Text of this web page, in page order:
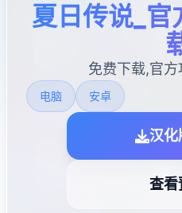
夏日传说_官
免费下载,官
电脑 安卓
汉化
查看